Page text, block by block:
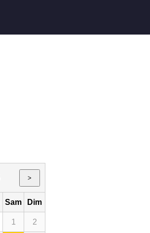
>
Sam Dim
1 2